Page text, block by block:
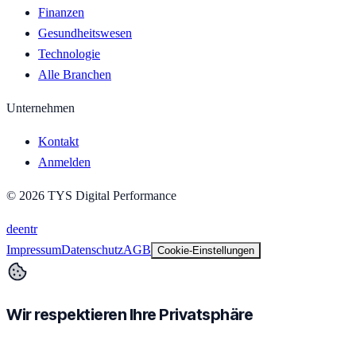
Finanzen
Gesundheitswesen
Technologie
Alle Branchen
Unternehmen
Kontakt
Anmelden
© 2026 TYS Digital Performance
deentr
ImpressumDatenschutzAGB Cookie-Einstellungen
Wir respektieren Ihre Privatsphäre